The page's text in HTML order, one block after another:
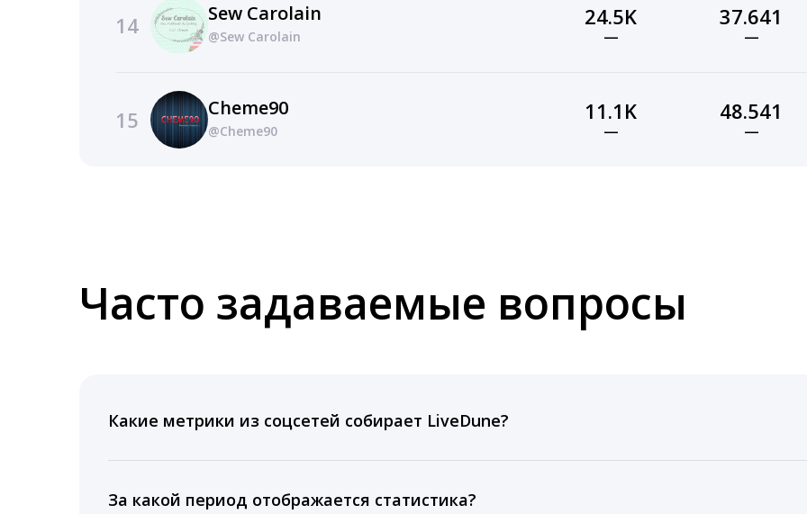
14 Sew Carolain
@Sew Carolain
24.5K
—
37.641
—
15 Cheme90
@Cheme90
11.1K
—
48.541
—
Часто задаваемые вопросы
Какие метрики из соцсетей собирает LiveDune?
время для публикации, показываем лучшие посты и присылаем автоматические отчеты с
За какой период отображается статистика?